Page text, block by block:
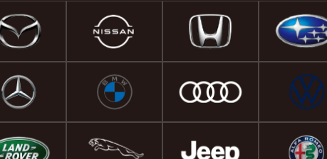
すし、お店（作業してると
し見えます）の雰囲気もす
です👌 これからもよろしく
す！